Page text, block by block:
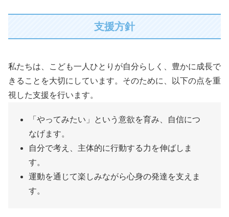
支援方針
私たちは、こども一人ひとりが自分らしく、豊かに成長で
きることを大切にしています。そのために、以下の点を重
視した支援を行います。
「やってみたい」という意欲を育み、自信につ
なげます。
自分で考え、主体的に行動する力を伸ばしま
す。
運動を通じて楽しみながら心身の発達を支えま
す。